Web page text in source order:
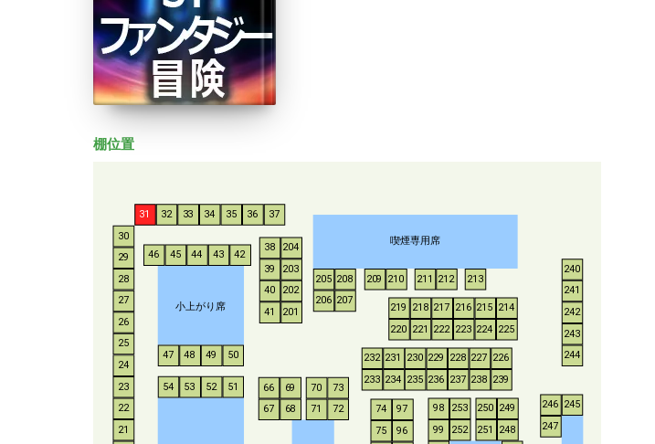
棚位置
小上がり席
喫煙専用席
21
22
23
24
25
26
27
28
29
30
31 32 33 34 35 36 37
38
39
40
41
42
43
44
45
46
47 48 49 50
51
52
53
54
66
67
68
69
70
71
72
73
74
75 96
97 98
99
201
202
203
204
205
206 207
208 209 210 211 212 213
214
215
216
217
218
219
220 221 222 223 224 225
226
227
228
229
230
231
232
233 234 235 236 237 238 239
240
241
242
243
244
245
246
247
248
249
250
251
252
253